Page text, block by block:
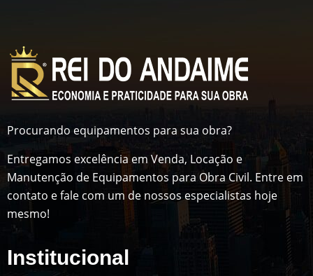
Procurando equipamentos para sua obra?
Entregamos excelência em Venda, Locação e
Manutenção de Equipamentos para Obra Civil. Entre em
contato e fale com um de nossos especialistas hoje
mesmo!
Institucional